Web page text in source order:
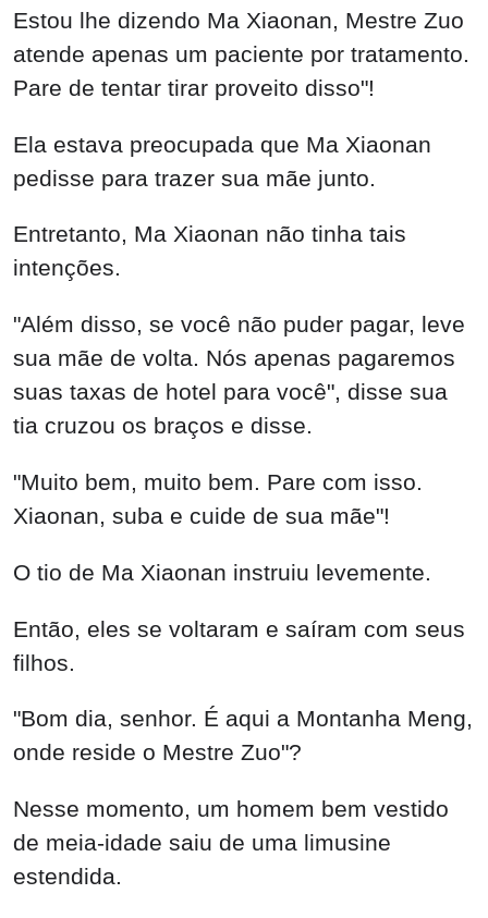
Estou lhe dizendo Ma Xiaonan, Mestre Zuo
atende apenas um paciente por tratamento.
Pare de tentar tirar proveito disso"!
Ela estava preocupada que Ma Xiaonan
pedisse para trazer sua mãe junto.
Entretanto, Ma Xiaonan não tinha tais
intenções.
"Além disso, se você não puder pagar, leve
sua mãe de volta. Nós apenas pagaremos
suas taxas de hotel para você", disse sua
tia cruzou os braços e disse.
"Muito bem, muito bem. Pare com isso.
Xiaonan, suba e cuide de sua mãe"!
O tio de Ma Xiaonan instruiu levemente.
Então, eles se voltaram e saíram com seus
filhos.
"Bom dia, senhor. É aqui a Montanha Meng,
onde reside o Mestre Zuo"?
Nesse momento, um homem bem vestido
de meia-idade saiu de uma limusine
estendida.